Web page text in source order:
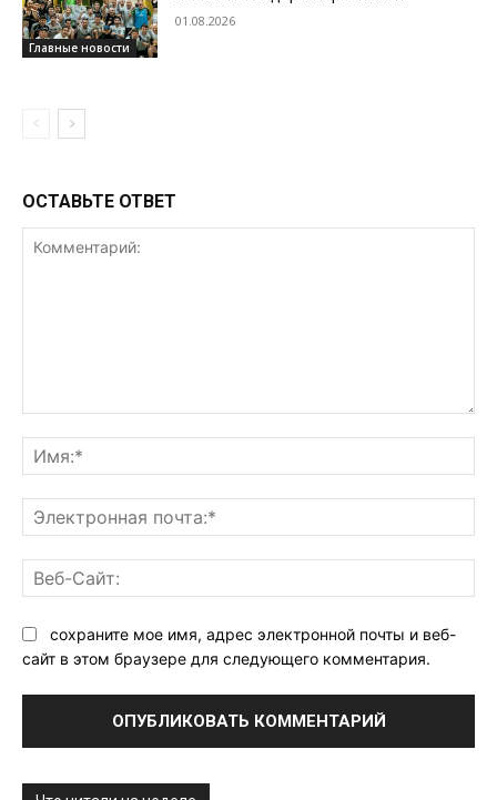
Главные новости
01.08.2026
ОСТАВЬТЕ ОТВЕТ
сохраните мое имя, адрес электронной почты и веб-
сайт в этом браузере для следующего комментария.